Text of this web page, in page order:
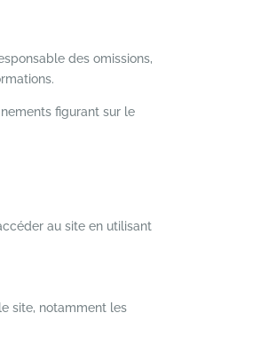
des omissions,
figurant sur le
au site en utilisant
site, notamment les